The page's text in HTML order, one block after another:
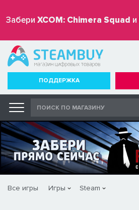
Забери XCOM: Chimera Squad и
бесплатно
ПОДДЕРЖКА
Все игры Игры Steam